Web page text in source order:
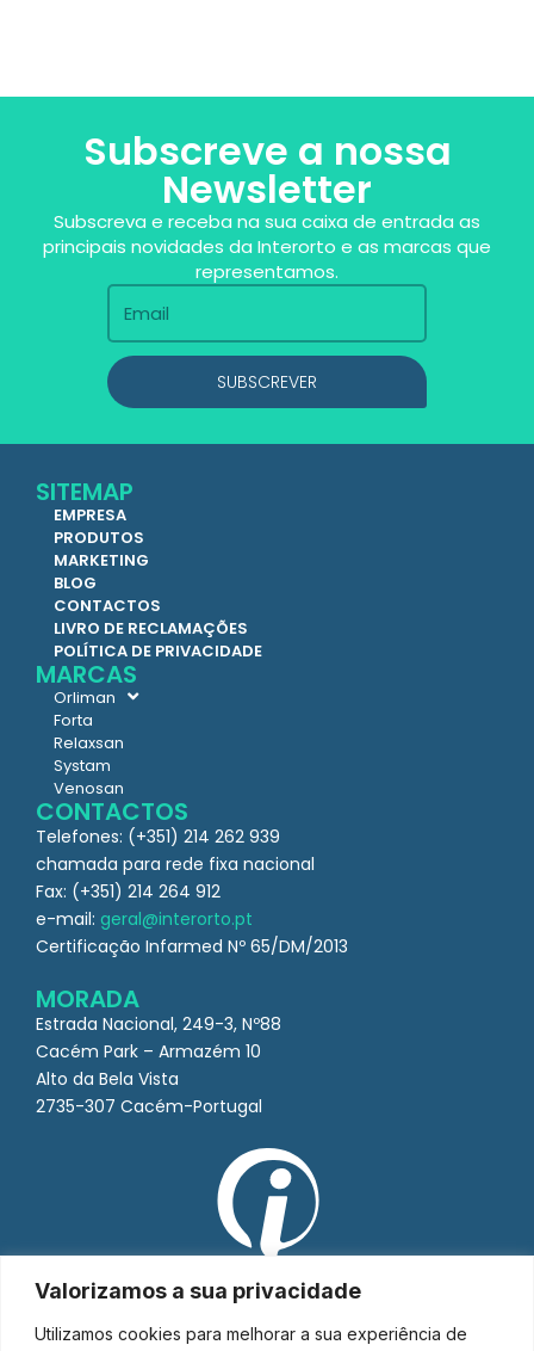
Valorizamos a sua privacidade
Utilizamos cookies para melhorar a sua experiência de
Subscreve a nossa
Newsletter
Subscreva e receba na sua caixa de entrada as
principais novidades da Interorto e as marcas que
representamos.
SUBSCREVER
SITEMAP
EMPRESA
PRODUTOS
MARKETING
BLOG
CONTACTOS
LIVRO DE RECLAMAÇÕES
POLÍTICA DE PRIVACIDADE
MARCAS
Orliman
Forta
Relaxsan
Systam
Venosan
CONTACTOS
Telefones: (+351) 214 262 939
chamada para rede fixa nacional
Fax: (+351) 214 264 912
e-mail: geral@interorto.pt
Certificação Infarmed Nº 65/DM/2013
MORADA
Estrada Nacional, 249-3, Nº88
Cacém Park – Armazém 10
Alto da Bela Vista
2735-307 Cacém-Portugal